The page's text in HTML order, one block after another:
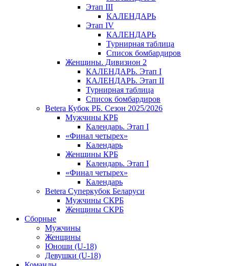
Этап III
КАЛЕНДАРЬ
Этап IV
КАЛЕНДАРЬ
Турнирная таблица
Список бомбардиров
Женщины. Дивизион 2
КАЛЕНДАРЬ. Этап I
КАЛЕНДАРЬ. Этап II
Турнирная таблица
Список бомбардиров
Betera Кубок РБ. Сезон 2025/2026
Мужчины КРБ
Календарь. Этап I
«Финал четырех»
Календарь
Женщины КРБ
Календарь. Этап I
«Финал четырех»
Календарь
Betera Суперкубок Беларуси
Мужчины СКРБ
Женщины СКРБ
Сборные
Мужчины
Женщины
Юноши (U-18)
Девушки (U-18)